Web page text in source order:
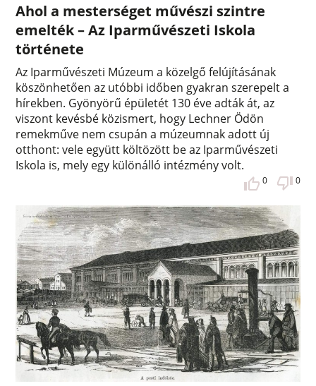
Ahol a mesterséget művészi szintre
emelték – Az Iparművészeti Iskola
története
Az Iparművészeti Múzeum a közelgő felújításának
köszönhetően az utóbbi időben gyakran szerepelt a
hírekben. Gyönyörű épületét 130 éve adták át, az
viszont kevésbé közismert, hogy Lechner Ödön
remekműve nem csupán a múzeumnak adott új
otthont: vele együtt költözött be az Iparművészeti
Iskola is, mely egy különálló intézmény volt.
0 0